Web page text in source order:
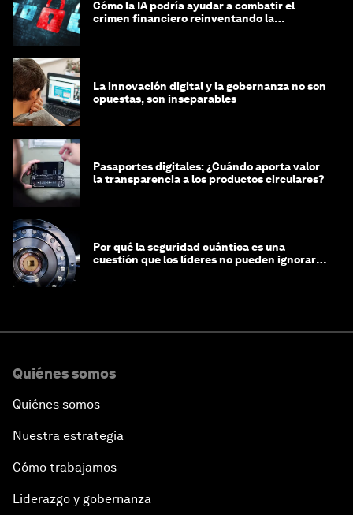
Cómo la IA podría ayudar a combatir el
crimen financiero reinventando la
La innovación digital y la gobernanza no son
opuestas, son inseparables
Pasaportes digitales: ¿Cuándo aporta valor
la transparencia a los productos circulares?
Por qué la seguridad cuántica es una
cuestión que los líderes no pueden ignorar
Quiénes somos
Quiénes somos
Nuestra estrategia
Cómo trabajamos
Liderazgo y gobernanza